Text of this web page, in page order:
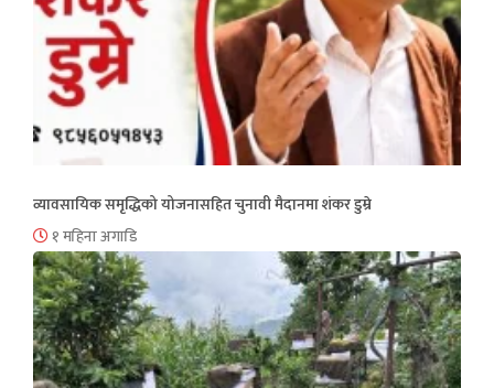
व्यावसायिक समृद्धिको योजनासहित चुनावी मैदानमा शंकर डुम्रे
१ महिना अगाडि